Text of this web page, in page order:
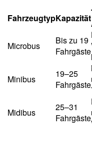
FahrzeugtypKapazität
Microbus
Bis zu 19
Fahrgäste
Minibus
19–25
Fahrgäste
Midibus
25–31
Fahrgäste